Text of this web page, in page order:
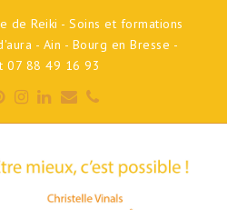
de Reiki - Soins et formations
- Ain - Bourg en Bresse -
07 88 49 16 93
Pinterest
Instagram
LinkedIn
EmailPhone